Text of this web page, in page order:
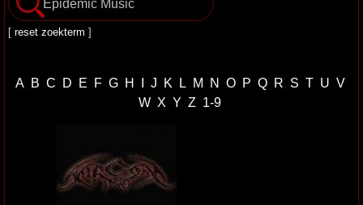
[ reset zoekterm ]
A B C D E F G H I J K L M N O P Q R S T U V
W X Y Z 1-9